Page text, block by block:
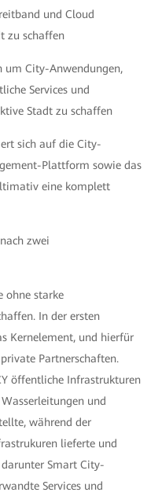
und Cloud
zu schaffen
um City-Anwendungen,
Services und
Stadt zu schaffen
sich auf die City-
Plattform sowie das
eine komplett
zwei
ohne starke
In der ersten
Kernelement, und hierfür
Partnerschaften.
öffentliche Infrastrukturen
und
während der
lieferte und
Smart City-
Services und